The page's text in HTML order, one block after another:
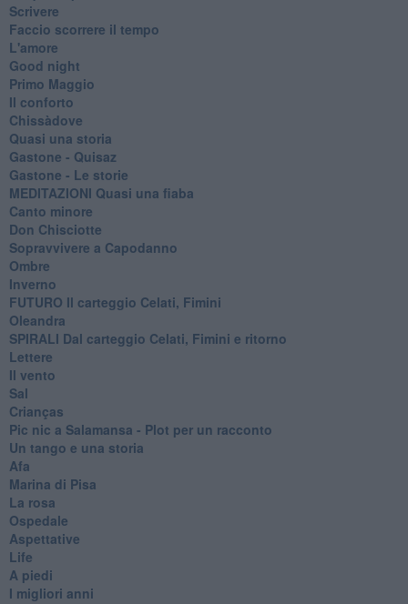
Scrivere
Faccio scorrere il tempo
L'amore
Good night
Primo Maggio
Il conforto
Chissàdove
Quasi una storia
Gastone - Quisaz
Gastone - Le storie
MEDITAZIONI Quasi una fiaba
Canto minore
Don Chisciotte
Sopravvivere a Capodanno
Ombre
Inverno
FUTURO Il carteggio Celati, Fimini
Oleandra
SPIRALI Dal carteggio Celati, Fimini e ritorno
Lettere
Il vento
Sal
Crianças
Pic nic a Salamansa - Plot per un racconto
Un tango e una storia
Afa
Marina di Pisa
La rosa
Ospedale
Aspettative
Life
A piedi
I migliori anni